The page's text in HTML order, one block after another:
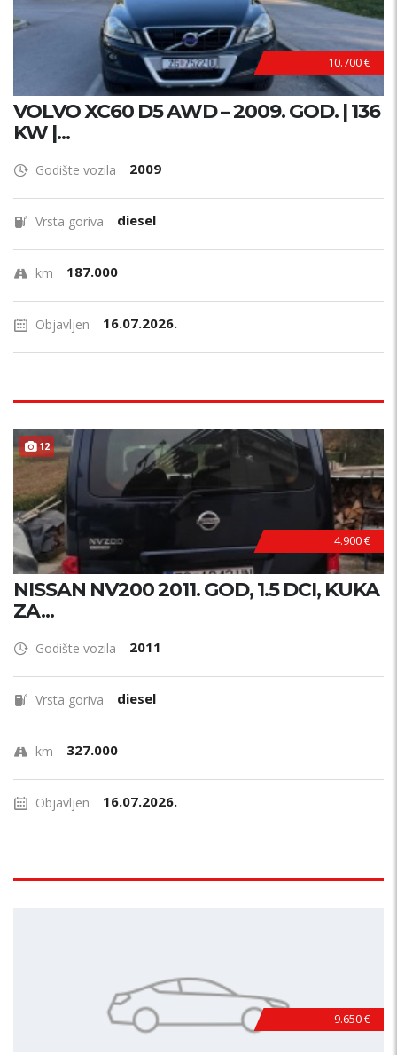
10.700 €
VOLVO XC60 D5 AWD – 2009. GOD. | 136
KW |...
Godište vozila 2009
Vrsta goriva diesel
km 187.000
Objavljen 16.07.2026.
12
4.900 €
NISSAN NV200 2011. GOD, 1.5 DCI, KUKA
ZA...
Godište vozila 2011
Vrsta goriva diesel
km 327.000
Objavljen 16.07.2026.
9.650 €